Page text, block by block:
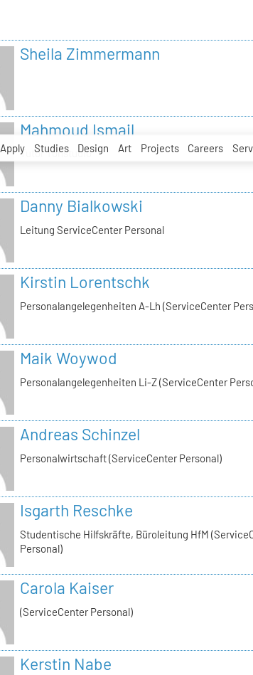
Apply Studies Design Art Projects Careers
Sheila Zimmermann
Mahmoud Ismail
Tutor Tonstudio
Danny Bialkowski
Leitung ServiceCenter Personal
Kirstin Lorentschk
Personalangelegenheiten A-Lh (ServiceCenter
Maik Woywod
Personalangelegenheiten Li-Z (ServiceCenter
Andreas Schinzel
Personalwirtschaft (ServiceCenter Personal)
Isgarth Reschke
Studentische Hilfskräfte, Büroleitung HfM
Personal)
Carola Kaiser
(ServiceCenter Personal)
Kerstin Nabe